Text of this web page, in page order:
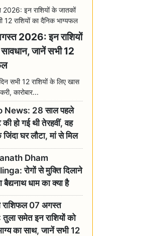
2026: इन राशियों
जानें सभी 12
सभी 12 राशियों के लिए खास
कारोबार...
News: 28 साल पहले
हो गई थी तेरहवीं, वह
घर लौटा, मां से मिल
आंसू
Dham
रोगों से मुक्ति दिलाने
बैद्यनाथ धाम का क्या है
जानिए ज्योतिर्लिंग की
07 अगस्त
समेत इन राशियों को
का साथ, जानें सभी 12